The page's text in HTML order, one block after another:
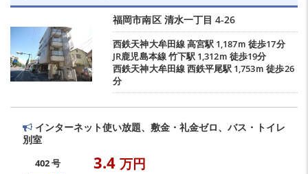
福岡市南区 清水一丁目 4-26
西鉄天神大牟田線高宮駅1,187ｍ 徒歩17分
JR鹿児島本線竹下駅1,312ｍ 徒歩19分
西鉄天神大牟田線西鉄平尾駅 1,753ｍ 徒歩26
分
インターネット使い放題、敷金・礼金ゼロ、バス・トイレ
別室
402 号 3.4 万円